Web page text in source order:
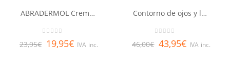
ABRADERMOL Crema Microdermoabrasión 50 ml
23,95€ 19,95€ IVA inc.
Contorno de ojos y labios Nuxuriance® ultra NUXE 15 ml
46,00€ 43,95€ IVA inc.